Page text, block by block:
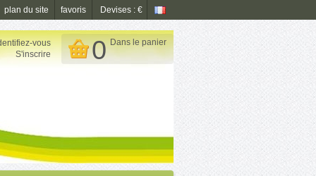
Devises : €
plan du site favoris
0 Dans le panier
vous
S'inscrire